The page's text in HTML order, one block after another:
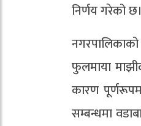
निर्णय गरेको छ।
फुलमाया
कारण
सम्बन्धमा